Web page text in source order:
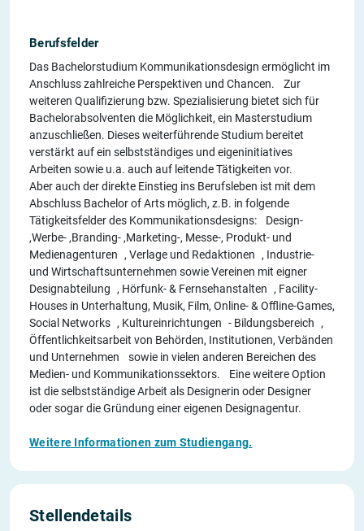
Berufsfelder
Das Bachelorstudium Kommunikationsdesign ermöglicht im
Anschluss zahlreiche Perspektiven und Chancen. Zur
weiteren Qualifizierung bzw. Spezialisierung bietet sich für
Bachelorabsolventen die Möglichkeit, ein Masterstudium
anzuschließen. Dieses weiterführende Studium bereitet
verstärkt auf ein selbstständiges und eigeninitiatives
Arbeiten sowie u.a. auch auf leitende Tätigkeiten vor.
Aber auch der direkte Einstieg ins Berufsleben ist mit dem
Abschluss Bachelor of Arts möglich, z.B. in folgende
Tätigkeitsfelder des Kommunikationsdesigns: Design-
,Werbe- ,Branding- ,Marketing-, Messe-, Produkt- und
Medienagenturen , Verlage und Redaktionen , Industrie-
und Wirtschaftsunternehmen sowie Vereinen mit eigner
Designabteilung , Hörfunk- & Fernsehanstalten , Facility-
Houses in Unterhaltung, Musik, Film, Online- & Offline-Games,
Social Networks , Kultureinrichtungen - Bildungsbereich ,
Öffentlichkeitsarbeit von Behörden, Institutionen, Verbänden
und Unternehmen sowie in vielen anderen Bereichen des
Medien- und Kommunikationssektors. Eine weitere Option
ist die selbstständige Arbeit als Designerin oder Designer
oder sogar die Gründung einer eigenen Designagentur.
Weitere Informationen zum Studiengang.
Stellendetails